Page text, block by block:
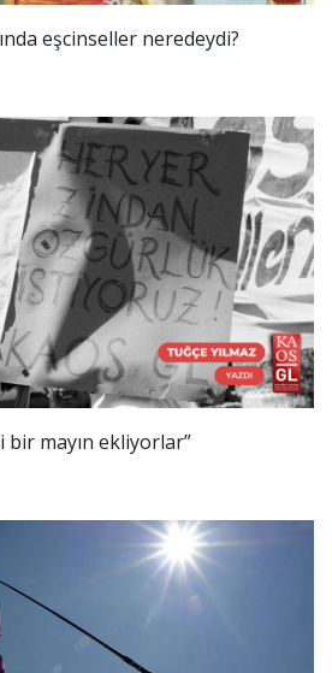
eşcinseller neredeydi?
bir mayın ekliyorlar”